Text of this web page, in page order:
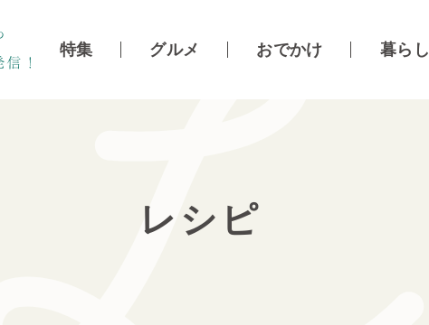
特集 グルメ おでかけ 暮らし
レシピ